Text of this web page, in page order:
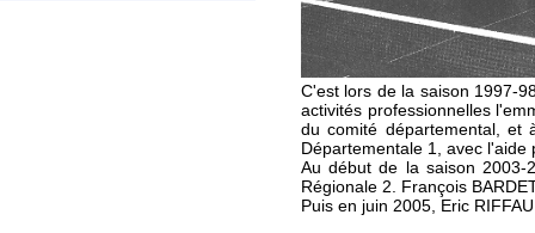
C'est lors de la saison 1997-
activités professionnelles
du comité départemental, et
Départementale 1, avec
Au début de la saison
Régionale 2. François
Puis en juin 2005, Eric